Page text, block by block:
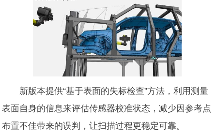
新版本提供“基于表面的失标检查”方法，利用测量
表面自身的信息来评估传感器校准状态，减少因参考点
布置不佳带来的误判，让扫描过程更稳定可靠。